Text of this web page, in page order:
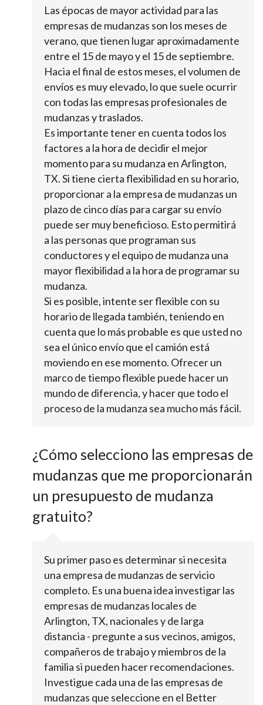
Las épocas de mayor actividad para las
empresas de mudanzas son los meses de
verano, que tienen lugar aproximadamente
entre el 15 de mayo y el 15 de septiembre.
Hacia el final de estos meses, el volumen de
envíos es muy elevado, lo que suele ocurrir
con todas las empresas profesionales de
mudanzas y traslados.
Es importante tener en cuenta todos los
factores a la hora de decidir el mejor
momento para su mudanza en Arlington,
TX. Si tiene cierta flexibilidad en su horario,
proporcionar a la empresa de mudanzas un
plazo de cinco días para cargar su envío
puede ser muy beneficioso. Esto permitirá
a las personas que programan sus
conductores y el equipo de mudanza una
mayor flexibilidad a la hora de programar su
mudanza.
Si es posible, intente ser flexible con su
horario de llegada también, teniendo en
cuenta que lo más probable es que usted no
sea el único envío que el camión está
moviendo en ese momento. Ofrecer un
marco de tiempo flexible puede hacer un
mundo de diferencia, y hacer que todo el
proceso de la mudanza sea mucho más fácil.
¿Cómo selecciono las empresas de
mudanzas que me proporcionarán
un presupuesto de mudanza
gratuito?
Su primer paso es determinar si necesita
una empresa de mudanzas de servicio
completo. Es una buena idea investigar las
empresas de mudanzas locales de
Arlington, TX, nacionales y de larga
distancia - pregunte a sus vecinos, amigos,
compañeros de trabajo y miembros de la
familia si pueden hacer recomendaciones.
Investigue cada una de las empresas de
mudanzas que seleccione en el Better